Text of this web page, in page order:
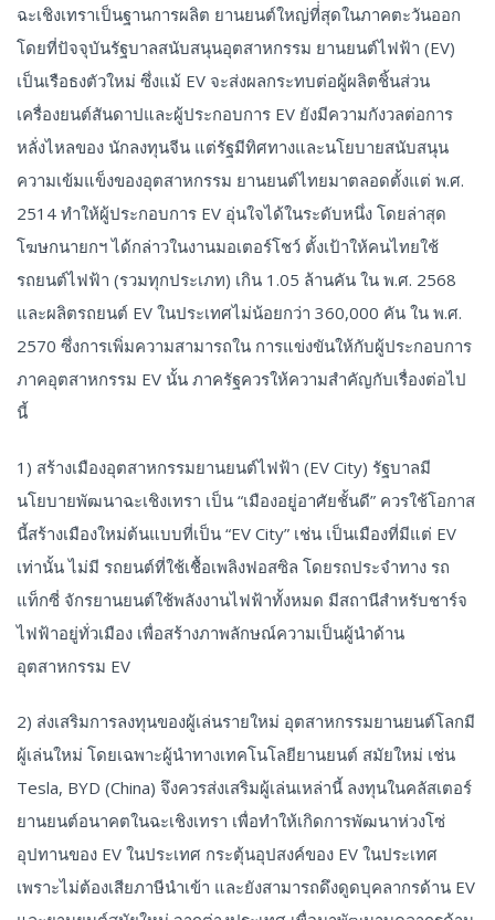
ฉะเชิงเทราเป็นฐานการผลิต ยานยนต์ใหญ่ที่่สุดในภาคตะวันออก
โดยที่ปัจจุบันรัฐบาลสนับสนุนอุตสาหกรรม ยานยนต์ไฟฟ้า (EV)
เป็นเรือธงตัวใหม่ ซึ่งแม้ EV จะส่งผลกระทบต่อผู้ผลิตชิ้นส่วน
เครื่องยนต์สันดาปและผู้ประกอบการ EV ยังมีความกังวลต่อการ
หลั่งไหลของ นักลงทุนจีน แต่รัฐมีทิศทางและนโยบายสนับสนุน
ความเข้มแข็งของอุตสาหกรรม ยานยนต์ไทยมาตลอดตั้งแต่ พ.ศ.
2514 ทำให้ผู้ประกอบการ EV อุ่นใจได้ในระดับหนึ่ง โดยล่าสุด
โฆษกนายกฯ ได้กล่าวในงานมอเตอร์โชว์ ตั้งเป้าให้คนไทยใช้
รถยนต์ไฟฟ้า (รวมทุกประเภท) เกิน 1.05 ล้านคัน ใน พ.ศ. 2568
และผลิตรถยนต์ EV ในประเทศไม่น้อยกว่า 360,000 คัน ใน พ.ศ.
2570 ซึ่งการเพิ่มความสามารถใน การแข่งขันให้กับผู้ประกอบการ
ภาคอุตสาหกรรม EV นั้น ภาครัฐควรให้ความสำคัญกับเรื่องต่อไป
นี้
1) สร้างเมืองอุตสาหกรรมยานยนต์ไฟฟ้า (EV City) รัฐบาลมี
นโยบายพัฒนาฉะเชิงเทรา เป็น “เมืองอยู่อาศัยชั้นดี” ควรใช้โอกาส
นี้สร้างเมืองใหม่ต้นแบบที่เป็น “EV City” เช่น เป็นเมืองที่มีแต่ EV
เท่านั้น ไม่มี รถยนต์ที่ใช้เชื้อเพลิงฟอสซิล โดยรถประจำทาง รถ
แท็กซี่ จักรยานยนต์ใช้พลังงานไฟฟ้าทั้งหมด มีสถานีสำหรับชาร์จ
ไฟฟ้าอยู่ทั่วเมือง เพื่อสร้างภาพลักษณ์ความเป็นผู้นำด้าน
อุตสาหกรรม EV
2) ส่งเสริมการลงทุนของผู้เล่นรายใหม่ อุตสาหกรรมยานยนต์โลกมี
ผู้เล่นใหม่ โดยเฉพาะผู้นำทางเทคโนโลยียานยนต์ สมัยใหม่ เช่น
Tesla, BYD (China) จึงควรส่งเสริมผู้เล่นเหล่านี้ ลงทุนในคลัสเตอร์
ยานยนต์อนาคตในฉะเชิงเทรา เพื่อทำให้เกิดการพัฒนาห่วงโซ่
อุปทานของ EV ในประเทศ กระตุ้นอุปสงค์ของ EV ในประเทศ
เพราะไม่ต้องเสียภาษีนำเข้า และยังสามารถดึงดูดบุคลากรด้าน EV